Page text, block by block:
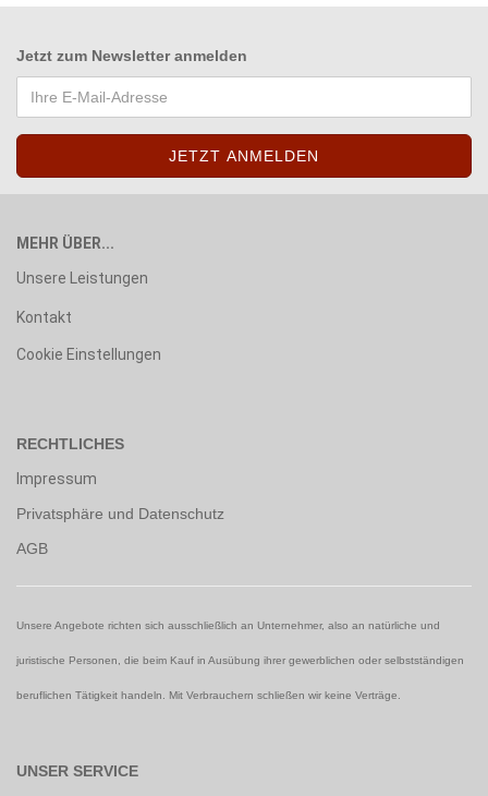
Jetzt zum Newsletter anmelden
MEHR ÜBER...
Unsere Leistungen
Kontakt
Cookie Einstellungen
RECHTLICHES
Impressum
Privatsphäre und Datenschutz
AGB
Unsere Angebote richten sich ausschließlich an Unternehmer, also an natürliche und
juristische Personen, die beim Kauf in Ausübung ihrer gewerblichen oder selbstständigen
beruflichen Tätigkeit handeln. Mit Verbrauchern schließen wir keine Verträge.
UNSER SERVICE